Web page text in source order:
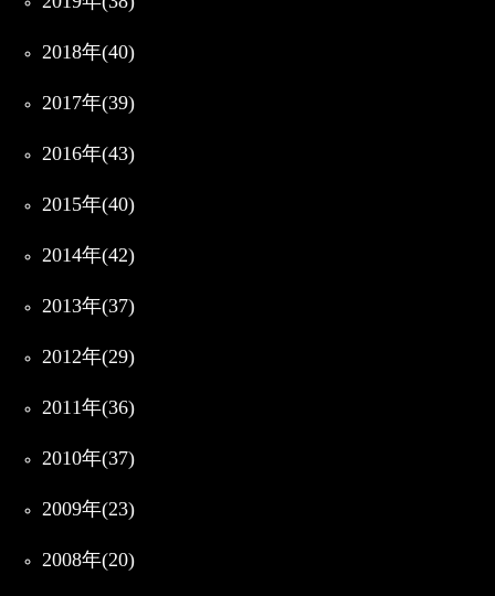
2018年(40)
2017年(39)
2016年(43)
2015年(40)
2014年(42)
2013年(37)
2012年(29)
2011年(36)
2010年(37)
2009年(23)
2008年(20)